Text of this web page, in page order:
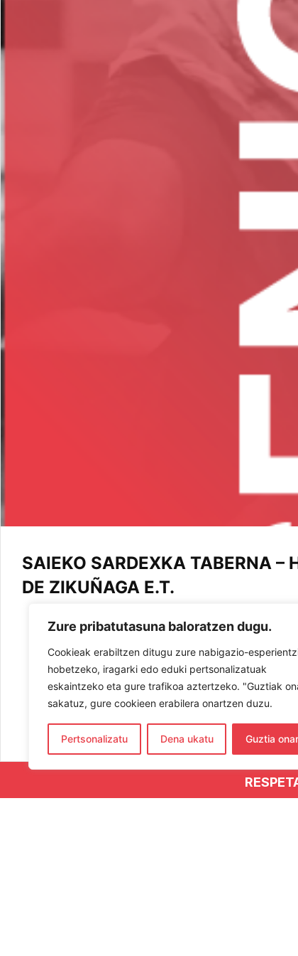
Zure pribatutasuna baloratzen dugu.
Cookieak erabiltzen ditugu zure nabigazio-
hobetzeko, iragarki edo eduki pertsonalizatuak
eskaintzeko eta gure trafikoa aztertzeko. "Guztiak
sakatuz, gure cookieen erabilera onartzen duzu.
Pertsonalizatu Dena ukatu Guztia
SAIEKO SARDEXKA TABERNA –
DE ZIKUÑAGA E.T.